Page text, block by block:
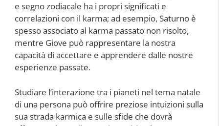
e segno zodiacale ha i propri significati e
correlazioni con il karma; ad esempio, Saturno è
spesso associato al karma passato non risolto,
mentre Giove può rappresentare la nostra
capacità di accettare e apprendere dalle nostre
esperienze passate.
Studiare l’interazione tra i pianeti nel tema natale
di una persona può offrire preziose intuizioni sulla
sua strada karmica e sulle sfide che dovrà